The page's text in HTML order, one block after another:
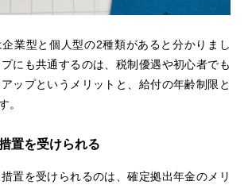
業型と個人型の2種類があると分かりまし
にも共通するのは、税制優遇や初心者でも
ップというメリットと、給付の年齢制限と
。
置を受けられる
置を受けられるのは、確定拠出年金のメリ